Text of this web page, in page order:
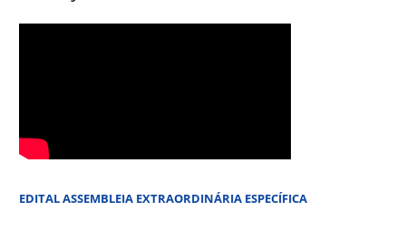
EDITAL ASSEMBLEIA EXTRAORDINÁRIA ESPECÍFICA